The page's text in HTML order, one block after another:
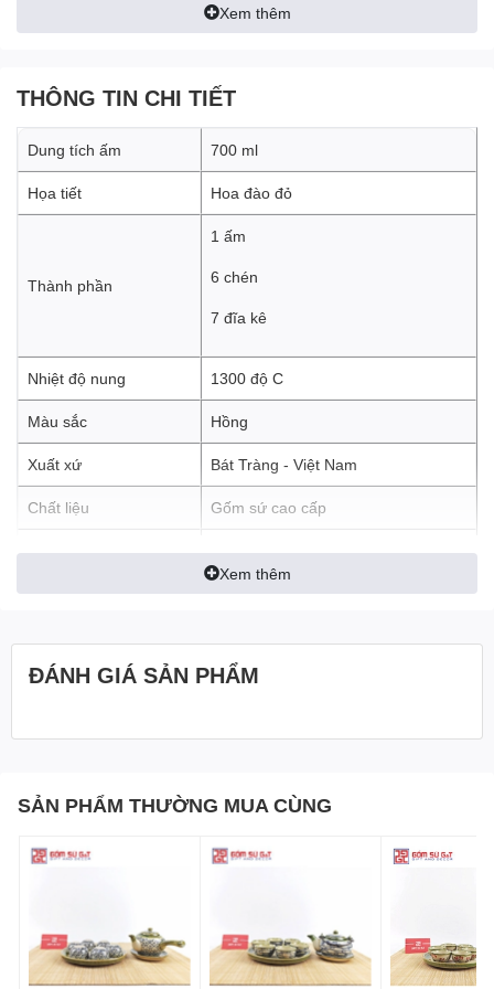
Đôi Nét VềBộ Trà Cát Tường Vẽ
Bộ trà Cát Tường vẽ hoa đào là sản phẩm thuộc dòngấm chén
họa tiết hoa đào trang nhã, biểu tượng cho sự may mắn, trường
thọ và tài lộc. Bộ trà gồm một ấm trà và sáu chén kèm đĩa lót,
được làm từ chất liệu sứ cao cấp, phủ lớp men trắng sáng bóng,
Xem thêm
THÔNG TIN CHI TIẾT
Dung tích ấm 700 ml
Họa tiết Hoa đào đỏ
Thành phần
1 ấm
6 chén
7 đĩa kê
Nhiệt độ nung 1300 độ C
Màu sắc Hồng
Xuất xứ Bát Tràng - Việt Nam
Chất liệu Gốm sứ cao cấp
In logo Theo yêu cầu
An toàn sức khỏe, thân thiện môi
Xem thêm
ĐÁNH GIÁ SẢN PHẨM
SẢN PHẨM THƯỜNG MUA CÙNG